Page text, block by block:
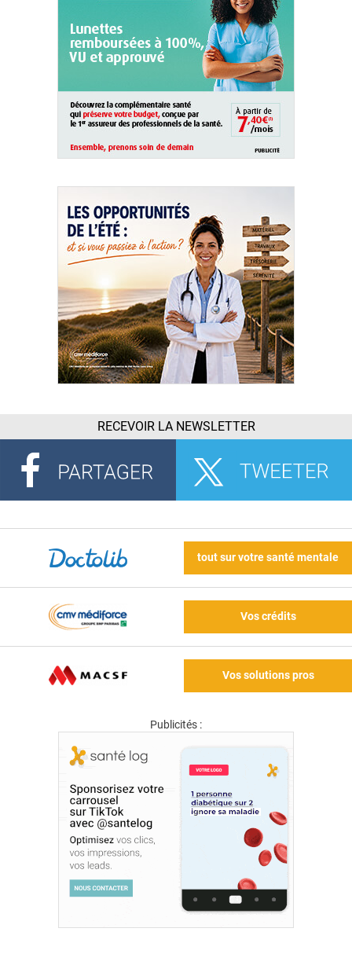
RECEVOIR LA NEWSLETTER
tout sur votre santé mentale
Vos crédits
Vos solutions pros
Publicités :